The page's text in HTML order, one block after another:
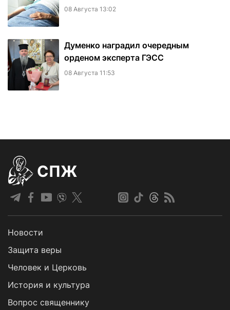
08 Августа 13:02
Думенко наградил очередным
орденом эксперта ГЭСС
08 Августа 11:53
СПЖ
Новости
Защита веры
Человек и Церковь
История и культура
Вопрос священнику